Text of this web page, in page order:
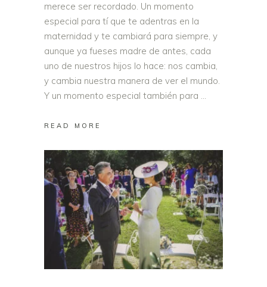
merece ser recordado. Un momento
especial para tí que te adentras en la
maternidad y te cambiará para siempre, y
aunque ya fueses madre de antes, cada
uno de nuestros hijos lo hace: nos cambia,
y cambia nuestra manera de ver el mundo.
Y un momento especial también para
READ MORE